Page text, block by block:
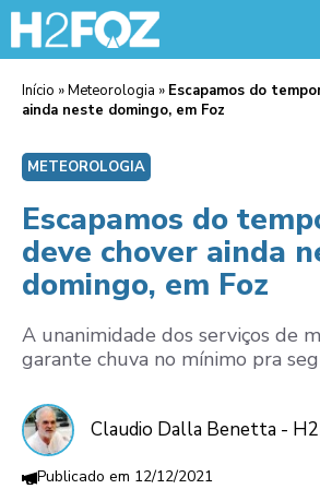
Início »Meteorologia » Escapamos do
ainda neste domingo, em Foz
METEOROLOGIA
Escapamos do
deve chover ainda
domingo, em Foz
A unanimidade dos serviços de
garante chuva no mínimo pra
Claudio Dalla Benetta -
12/12/2021